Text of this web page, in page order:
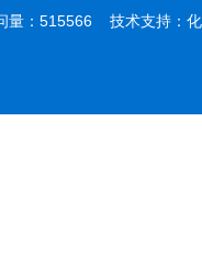
量：515566 技术支持： 化